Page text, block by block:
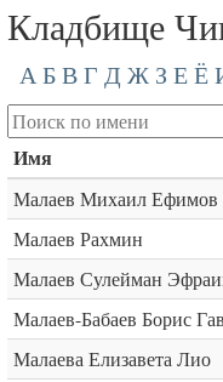
Кладбище
А Б В Г Д Ж З Е Ё
Имя
Малаев Михаил
Малаев Рахмин
Малаев Сулейман
Малаев-Бабаев Борис
Малаева Елизавета Лио